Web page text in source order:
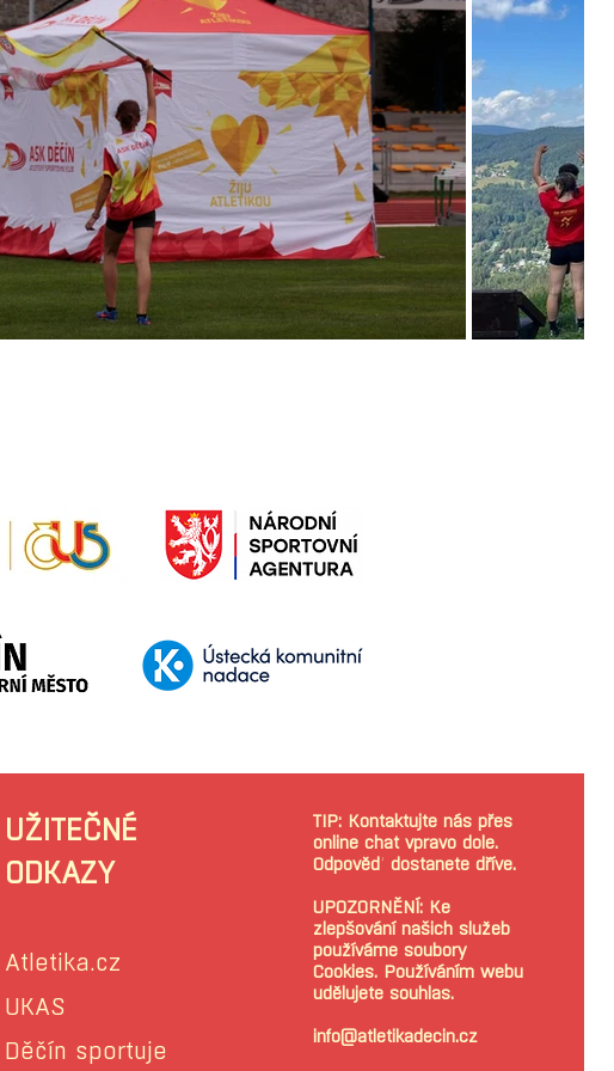
UŽITEČNÉ
ODKAZY
Atletika.cz
UKAS
Děčín sportuje
TIP: Kontaktujte nás přes
online chat vpravo dole.
Odpověď dostanete dříve.
UPOZORNĚNÍ: Ke
zlepšování našich služeb
používáme soubory
Cookies. Používáním webu
udělujete souhlas.
info@atletikadecin.cz